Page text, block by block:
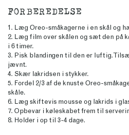
FORBEREDELSE
1. Læg Oreo-småkagerne i en skål og
2. Læg film over skålen og sæt den på
i 6 timer.
3. Pisk blandingen til den er luftig.
jævnt.
4. Skær lakridsen i stykker.
5. Fordel 2/3 af de knuste Oreo-
skåle.
6. Læg skiftevis mousse og lakrids i
7. Opbevar i køleskabet frem til
8. Holder i op til 3-4 dage.